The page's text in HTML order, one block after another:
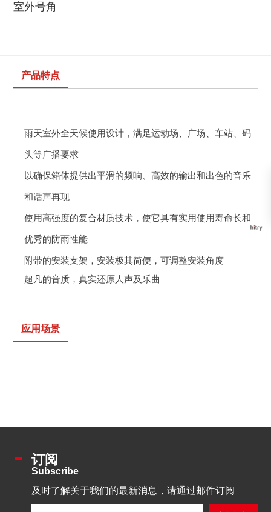
室外号角
产品特点
雨天室外全天候使用设计，满足运动场、广场、车站、码
头等广播要求
以确保箱体提供出平滑的频响、高效的输出和出色的音乐
和话声再现
使用高强度的复合材质技术，使它具有实用使用寿命长和
优秀的防雨性能
附带的安装支架，安装极其简便，可调整安装角度
超凡的音质，真实还原人声及乐曲
应用场景
订阅
Subscribe
及时了解关于我们的最新消息，请通过邮件订阅